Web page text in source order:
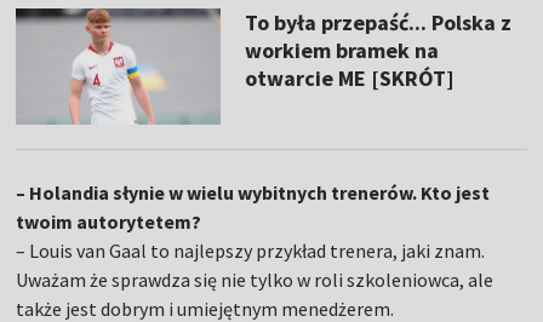
To była przepaść... Polska z
workiem bramek na
otwarcie ME [SKRÓT]
– Holandia słynie w wielu wybitnych trenerów. Kto jest
twoim autorytetem?
– Louis van Gaal to najlepszy przykład trenera, jaki znam.
Uważam że sprawdza się nie tylko w roli szkoleniowca, ale
także jest dobrym i umiejętnym menedżerem.